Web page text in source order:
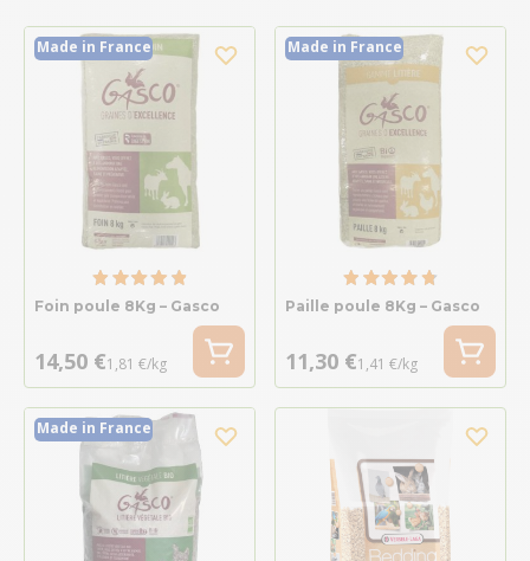
Made in France
Foin poule 8Kg – Gasco
14,50 €1,81 €/kg
Made in France
Paille poule 8Kg – Gasco
11,30 €1,41 €/kg
Made in France